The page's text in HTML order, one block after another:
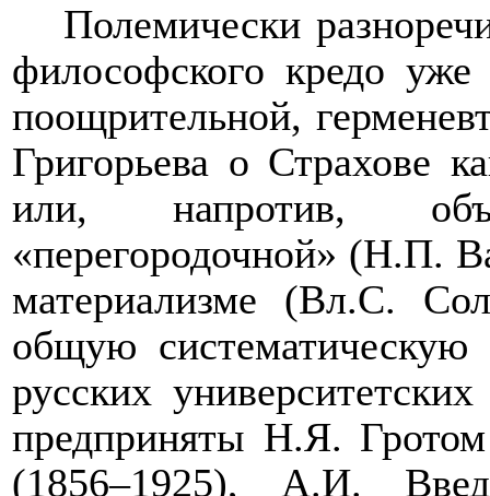
Полемически
философского кредо
поощрительной,
Григорьева о Страхове
или, напротив,
«перегородочной» (Н.П.
материализме (Вл.С.
общую
русских
предприняты Н.Я.
(1856–1925), А.И.